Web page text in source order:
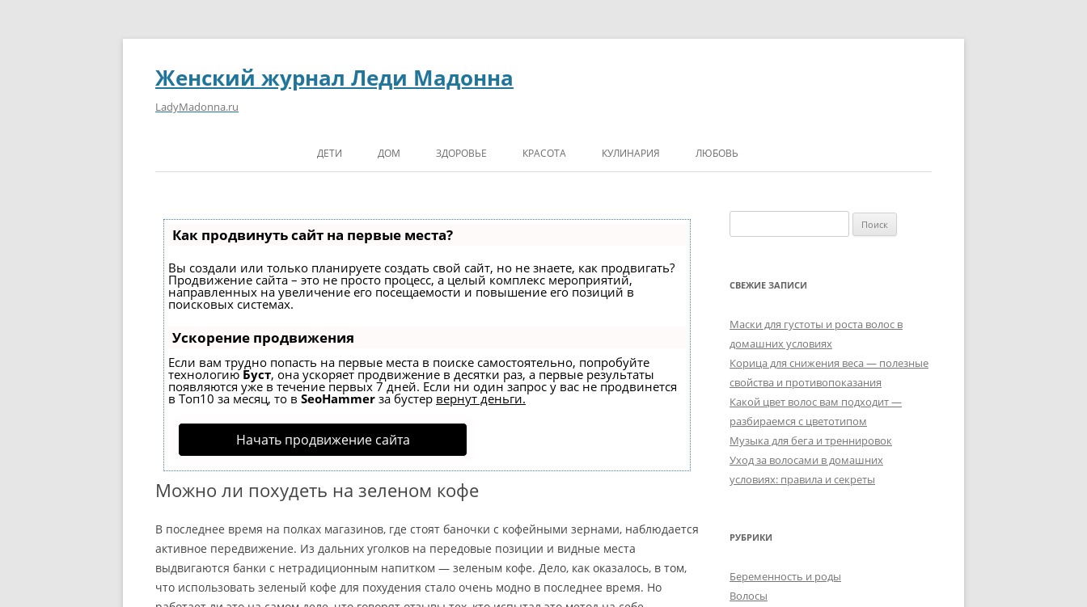
Женский журнал Леди Мадонна
LadyMadonna.ru
ДЕТИ ДОМ ЗДОРОВЬЕ КРАСОТА КУЛИНАРИЯ ЛЮБОВЬ
Как продвинуть сайт на первые места?
Вы создали или только планируете создать свой сайт, но не знаете, как продвигать?
Продвижение сайта – это не просто процесс, а целый комплекс мероприятий,
направленных на увеличение его посещаемости и повышение его позиций в
поисковых системах.
Ускорение продвижения
Если вам трудно попасть на первые места в поиске самостоятельно, попробуйте
технологиюБуст, она ускоряет продвижение в десятки раз, а первые результаты
появляются уже в течение первых 7 дней. Если ни один запрос у вас не продвинется
в Топ10 за месяц, то в SeoHammer за бустер вернут деньги.
Начать продвижение сайта
Можно ли похудеть на зеленом кофе
В последнее время на полках магазинов, где стоят баночки с кофейными зернами, наблюдается
активное передвижение. Из дальних уголков на передовые позиции и видные места
выдвигаются банки с нетрадиционным напитком — зеленым кофе. Дело, как оказалось, в том,
что использовать зеленый кофе для похудения стало очень модно в последнее время. Но
СВЕЖИЕ ЗАПИСИ
Маски для густоты и роста волос в
домашних условиях
Корица для снижения веса — полезные
свойства и противопоказания
Какой цвет волос вам подходит —
разбираемся с цветотипом
Музыка для бега и треннировок
Уход за волосами в домашних
условиях: правила и секреты
РУБРИКИ
Беременность и роды
Волосы